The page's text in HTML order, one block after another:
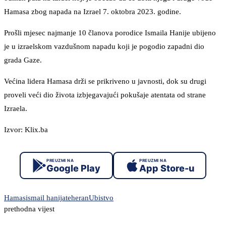
Hamasa zbog napada na Izrael 7. oktobra 2023. godine.
Prošli mjesec najmanje 10 članova porodice Ismaila Hanije ubijeno
je u izraelskom vazdušnom napadu koji je pogodio zapadni dio
grada Gaze.
Većina lidera Hamasa drži se prikriveno u javnosti, dok su drugi
proveli veći dio života izbjegavajući pokušaje atentata od strane
Izraela.
Izvor: Klix.ba
PREUZMI NA
Google Play
PREUZMI NA
App Store-u
Hamasismail hanijateheranUbistvo
prethodna vijest